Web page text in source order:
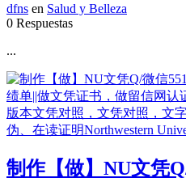
dfns en Salud y Belleza
0 Respuestas
...
制作【做】NU文凭